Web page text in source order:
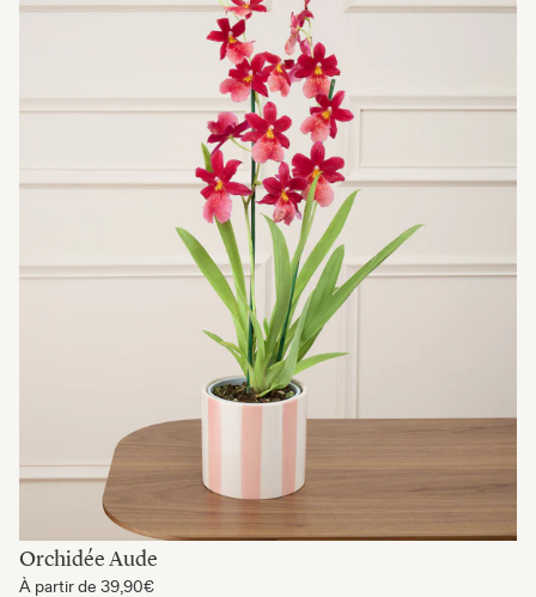
Orchidée Aude
À partir de 39,90€